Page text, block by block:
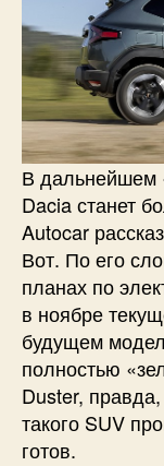
В дальнейшем
Dacia станет
Autocar
Вот. По его
планах по
в ноябре
будущем
полностью
Duster,
такого SUV
готов.